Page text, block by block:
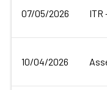
07/05/2026 ITR
10/04/2026